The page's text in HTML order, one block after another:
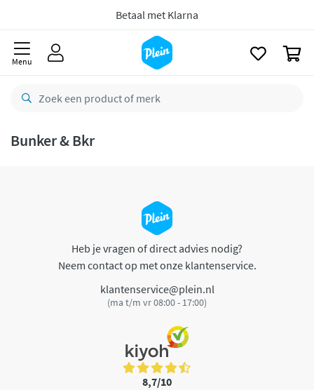
Betaal met Klarna
Menu
Bunker & Bkr
Heb je vragen of direct advies nodig?
Neem contact op met onze klantenservice.
klantenservice@plein.nl
(ma t/m vr 08:00 - 17:00)
8,7/10